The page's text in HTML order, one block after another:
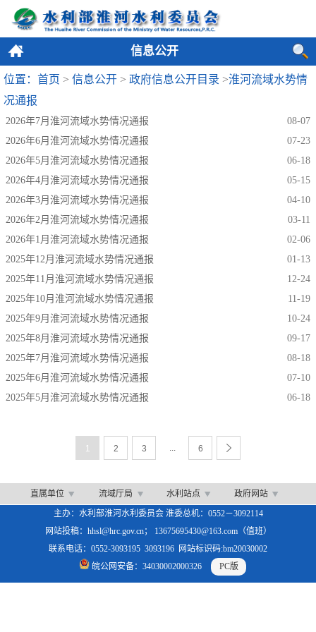
信息公开
位置：首页 > 信息公开 > 政府信息公开目录 >淮河流域水势情
况通报
2026年7月淮河流域水势情况通报
08-07
2026年6月淮河流域水势情况通报
07-23
2026年5月淮河流域水势情况通报
06-18
2026年4月淮河流域水势情况通报
05-15
2026年3月淮河流域水势情况通报
04-10
2026年2月淮河流域水势情况通报
03-11
2026年1月淮河流域水势情况通报
02-06
2025年12月淮河流域水势情况通报
01-13
2025年11月淮河流域水势情况通报
12-24
2025年10月淮河流域水势情况通报
11-19
2025年9月淮河流域水势情况通报
10-24
2025年8月淮河流域水势情况通报
09-17
2025年7月淮河流域水势情况通报
08-18
2025年6月淮河流域水势情况通报
07-10
2025年5月淮河流域水势情况通报
06-18
1 2 3 ... 6
直属单位 流域厅局 水利站点
政府网站
主办：水利部淮河水利委员会 淮委总机：0552－3092114
网站投稿：hhsl@hrc.gov.cn； 13675695430@163.com（值班）
联系电话：0552-3093195 3093196 网站标识码:bm20030002
皖公网安备：34030002000326
PC版